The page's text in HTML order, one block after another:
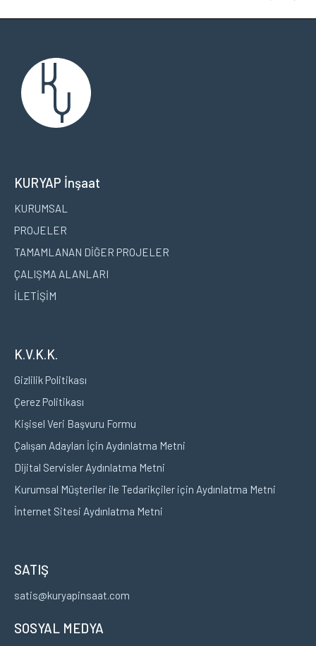
KURYAP İnşaat
KURUMSAL
PROJELER
TAMAMLANAN DİĞER PROJELER
ÇALIŞMA ALANLARI
İLETİŞİM
K.V.K.K.
Gizlilik Politikası
Çerez Politikası
Kişisel Veri Başvuru Formu
Çalışan Adayları İçin Aydınlatma Metni
Dijital Servisler Aydınlatma Metni
Kurumsal Müşteriler ile Tedarikçiler için Aydınlatma Metni
İnternet Sitesi Aydınlatma Metni
SATIŞ
satis@kuryapinsaat.com
SOSYAL MEDYA